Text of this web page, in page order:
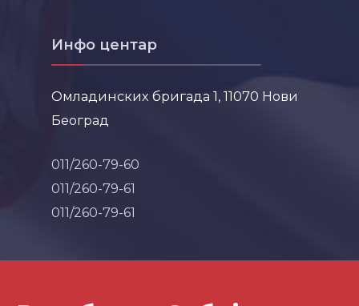
Инфо центар
Омладинских бригада 1, 11070 Нови
Београд
011/260-79-60
011/260-79-61
011/260-79-61